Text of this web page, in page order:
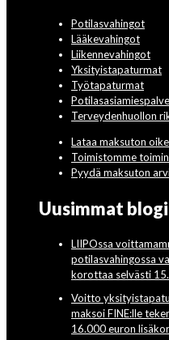
Potilasvahingot
Lääkevahingot
Liikennevahingot
Yksityistapaturmat
Työtapaturmat
Terveydenhuollon
Lataa maksuton
Toimistomme
Pyydä maksuton
Uusimmat
LIIPOssa
potilasvahingossa
korottaa selvästi
Voitto
maksoi FINE:lle
16.000 euron